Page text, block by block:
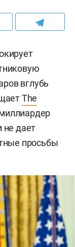
вглубь
The
не дает
просьбы